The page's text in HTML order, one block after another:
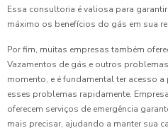
Essa consultoria é valiosa para
máximo os benefícios do gás em sua
Por fim, muitas empresas também
Vazamentos de gás e outros
momento, e é fundamental ter acesso
esses problemas rapidamente.
oferecem serviços de emergência
mais precisar, ajudando a manter sua